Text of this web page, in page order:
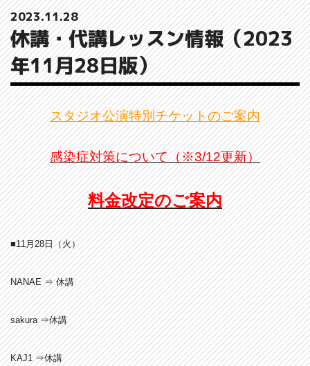
2023.11.28
休講・代講レッスン情報（2023
年11月28日版）
スタジオ公演特別チケットのご案内
感染症対策について（※3/12更新）
料金改定のご案内
■11月28日（火）
NANAE ⇒ 休講
sakura ⇒休講
KAJ1 ⇒休講